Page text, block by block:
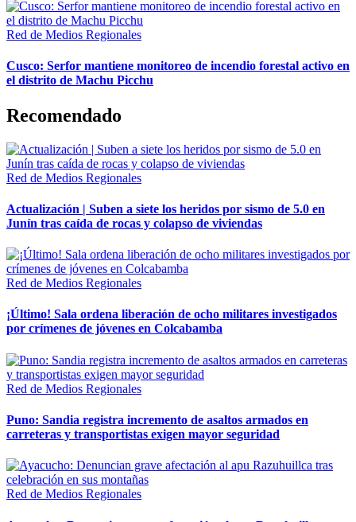
Red de Medios Regionales
Cusco: Serfor mantiene monitoreo de incendio forestal activo en
el distrito de Machu Picchu
Recomendado
Red de Medios Regionales
Actualización | Suben a siete los heridos por sismo de 5.0 en
Junín tras caída de rocas y colapso de viviendas
Red de Medios Regionales
¡Último! Sala ordena liberación de ocho militares investigados
por crímenes de jóvenes en Colcabamba
Red de Medios Regionales
Puno: Sandia registra incremento de asaltos armados en
carreteras y transportistas exigen mayor seguridad
Red de Medios Regionales